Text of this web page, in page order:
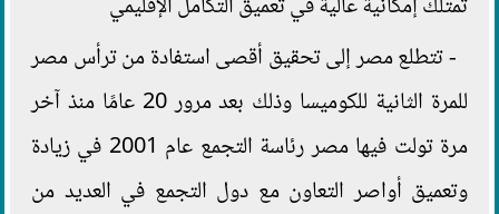
تمتلك إمكانية عالية في تعميق التكامل الإقليمي
- تتطلع مصر إلى تحقيق أقصى استفادة من ترأس مصر
للمرة الثانية للكوميسا وذلك بعد مرور 20 عامًا منذ آخر
مرة تولت فيها مصر رئاسة التجمع عام 2001 في زيادة
وتعميق أواصر التعاون مع دول التجمع في العديد من